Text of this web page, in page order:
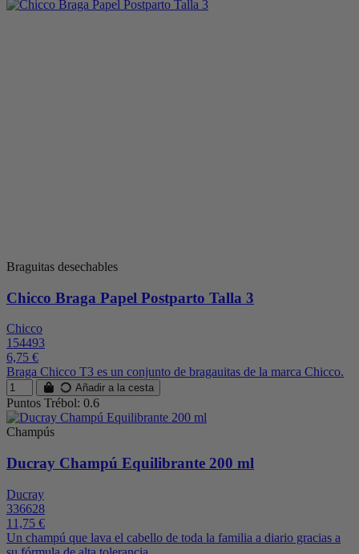
Braguitas desechables
Chicco Braga Papel Postparto Talla 3
Chicco
154493
6,75 €
Braga Chicco T3 es un conjunto de bragauitas de la marca Chicco.
Añadir a la cesta
Puntos Trébol: 0.6
Champús
Ducray Champú Equilibrante 200 ml
Ducray
336628
11,75 €
Un champú que lava el cabello de toda la familia a diario gracias a